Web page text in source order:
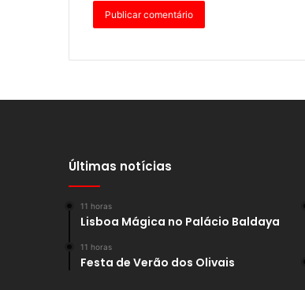
Últimas notícias
11 horas
Lisboa Mágica no Palácio Baldaya
11 horas
Festa de Verão dos Olivais